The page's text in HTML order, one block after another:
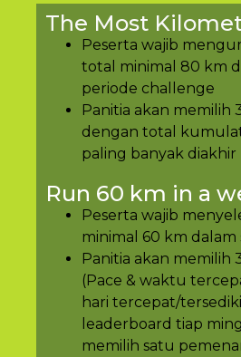
The Most
Peserta wajib
total minimal 80 km
periode challenge
Panitia akan memilih
dengan total
paling banyak diakhir
Run 60 km in a
Peserta wajib
minimal 60 km
Panitia akan memilih
(Pace & waktu
hari tercepat/
leaderboard tiap
memilih satu